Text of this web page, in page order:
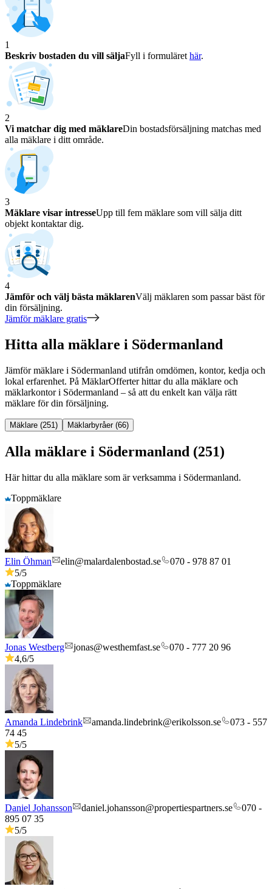
1
Beskriv bostaden du vill säljaFyll i formuläret här.
2
Vi matchar dig med mäklareDin bostadsförsäljning matchas med
alla mäklare i ditt område.
3
Mäklare visar intresseUpp till fem mäklare som vill sälja ditt
objekt kontaktar dig.
4
Jämför och välj bästa mäklarenVälj mäklaren som passar bäst för
din försäljning.
Jämför mäklare gratis
Hitta alla mäklare i Södermanland
Jämför mäklare i Södermanland utifrån omdömen, kontor, kedja och
lokal erfarenhet. På MäklarOfferter hittar du alla mäklare och
mäklarkontori Södermanland – så att du enkelt kan välja rätt
mäklare för din försäljning.
Mäklare (251) Mäklarbyråer (66)
Alla mäklare i Södermanland (251)
Här hittar du alla mäklare som är verksamma i Södermanland.
Toppmäklare
Elin Öhman elin@malardalenbostad.se
070 - 978 87 01
5/5
Toppmäklare
Jonas Westberg jonas@westhemfast.se
070 - 777 20 96
4,6/5
Amanda Lindebrink amanda.lindebrink@erikolsson.se
073 - 557
74 45
5/5
Daniel Johansson daniel.johansson@propertiespartners.se
070 -
895 07 35
5/5